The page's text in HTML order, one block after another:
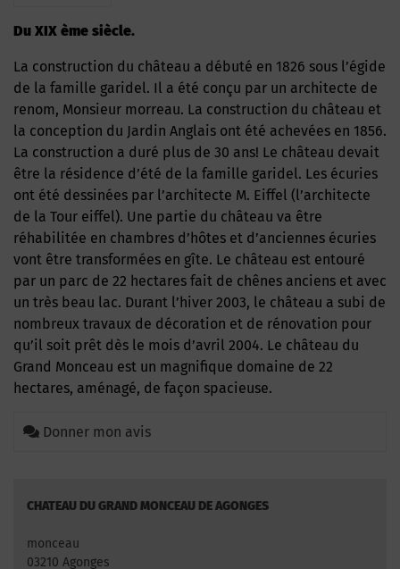
du XIX ème siècle.
La construction du château a débuté en 1826 sous l’égide
de la famille garidel. Il a été conçu par un architecte de
renom, Monsieur morreau. La construction du château et
la conception du Jardin Anglais ont été achevées en 1856.
La construction a duré plus de 30 ans! Le château devait
être la résidence d’été de la famille garidel. Les écuries
ont été dessinées par l’architecte M. Eiffel (l’architecte
de la Tour eiffel). Une partie du château va être
réhabilitée en chambres d’hôtes et d’anciennes écuries
vont être transformées en gîte. Le château est entouré
par un parc de 22 hectares fait de chênes anciens et avec
un très beau lac. Durant l’hiver 2003, le château a subi de
nombreux travaux de décoration et de rénovation pour
qu’il soit prêt dès le mois d’avril 2004. Le château du
Grand Monceau est un magnifique domaine de 22
hectares, aménagé, de façon spacieuse.
Donner mon avis
CHATEAU DU GRAND MONCEAU DE AGONGES
monceau
03210 Agonges